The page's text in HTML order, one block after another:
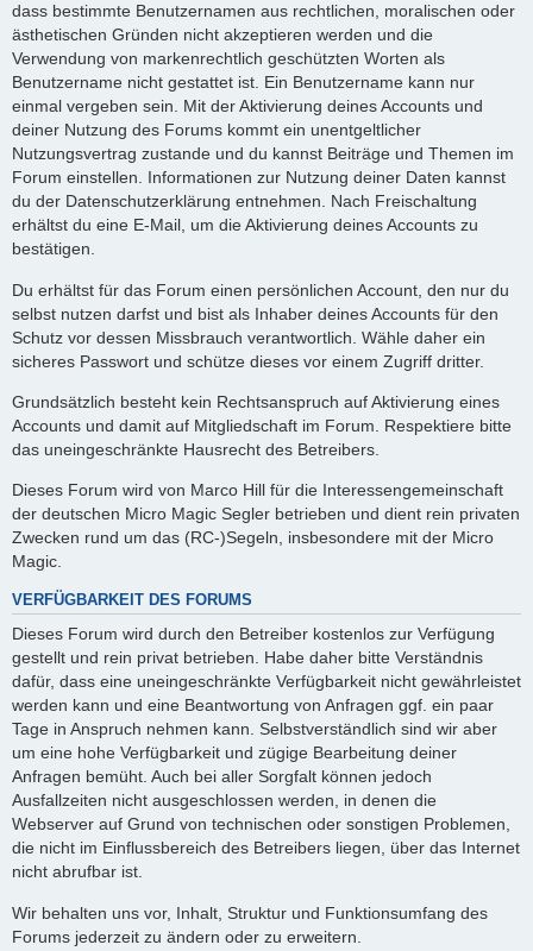
dass bestimmte Benutzernamen aus rechtlichen, moralischen oder
ästhetischen Gründen nicht akzeptieren werden und die
Verwendung von markenrechtlich geschützten Worten als
Benutzername nicht gestattet ist. Ein Benutzername kann nur
einmal vergeben sein. Mit der Aktivierung deines Accounts und
deiner Nutzung des Forums kommt ein unentgeltlicher
Nutzungsvertrag zustande und du kannst Beiträge und Themen im
Forum einstellen. Informationen zur Nutzung deiner Daten kannst
du der Datenschutzerklärung entnehmen. Nach Freischaltung
erhältst du eine E-Mail, um die Aktivierung deines Accounts zu
bestätigen.
Du erhältst für das Forum einen persönlichen Account, den nur du
selbst nutzen darfst und bist als Inhaber deines Accounts für den
Schutz vor dessen Missbrauch verantwortlich. Wähle daher ein
sicheres Passwort und schütze dieses vor einem Zugriff dritter.
Grundsätzlich besteht kein Rechtsanspruch auf Aktivierung eines
Accounts und damit auf Mitgliedschaft im Forum. Respektiere bitte
das uneingeschränkte Hausrecht des Betreibers.
Dieses Forum wird von Marco Hill für die Interessengemeinschaft
der deutschen Micro Magic Segler betrieben und dient rein privaten
Zwecken rund um das (RC-)Segeln, insbesondere mit der Micro
Magic.
VERFÜGBARKEIT DES FORUMS
Dieses Forum wird durch den Betreiber kostenlos zur Verfügung
gestellt und rein privat betrieben. Habe daher bitte Verständnis
dafür, dass eine uneingeschränkte Verfügbarkeit nicht gewährleistet
werden kann und eine Beantwortung von Anfragen ggf. ein paar
Tage in Anspruch nehmen kann. Selbstverständlich sind wir aber
um eine hohe Verfügbarkeit und zügige Bearbeitung deiner
Anfragen bemüht. Auch bei aller Sorgfalt können jedoch
Ausfallzeiten nicht ausgeschlossen werden, in denen die
Webserver auf Grund von technischen oder sonstigen Problemen,
die nicht im Einflussbereich des Betreibers liegen, über das Internet
nicht abrufbar ist.
Wir behalten uns vor, Inhalt, Struktur und Funktionsumfang des
Forums jederzeit zu ändern oder zu erweitern.